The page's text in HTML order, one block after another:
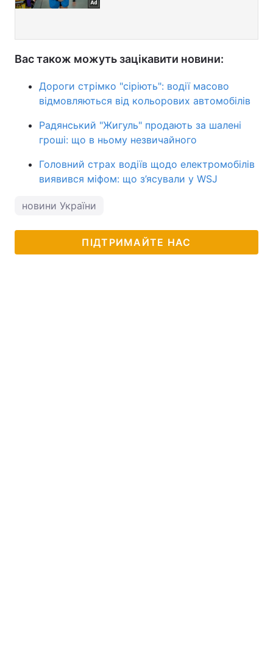
Вас також можуть зацікавити новини:
Дороги стрімко "сіріють": водії масово
відмовляються від кольорових автомобілів
Радянський "Жигуль" продають за шалені
гроші: що в ньому незвичайного
Головний страх водіїв щодо електромобілів
виявився міфом: що з’ясували у WSJ
новини України
ПІДТРИМАЙТЕ НАС